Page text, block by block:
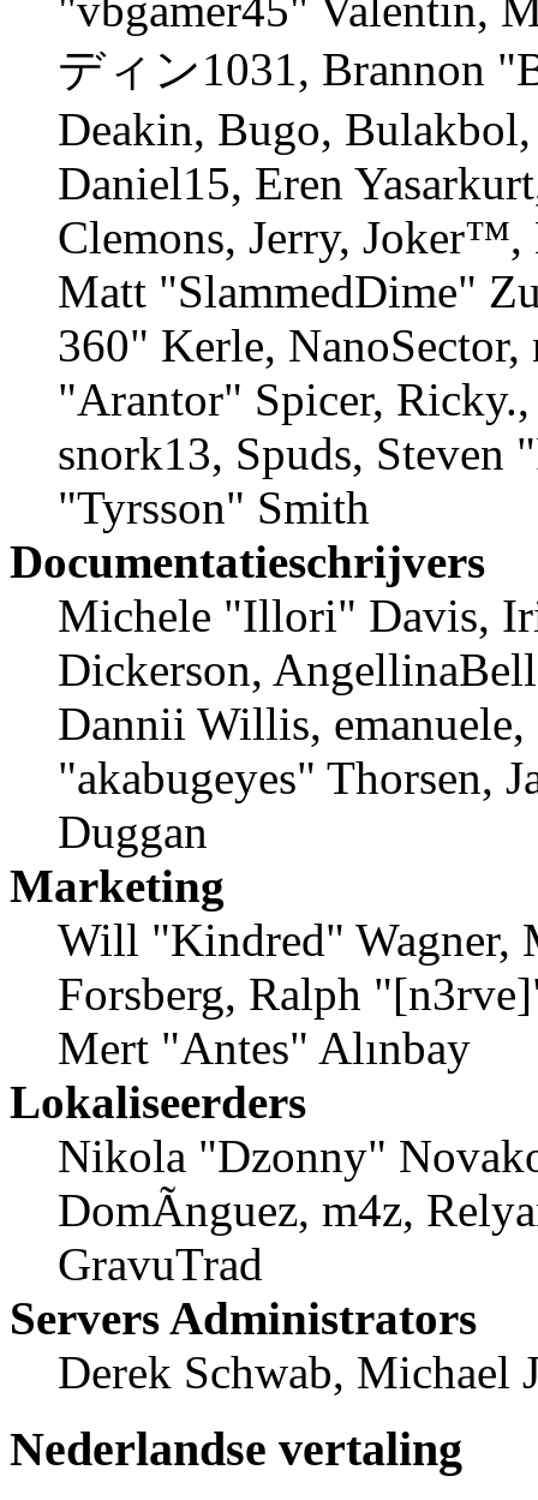
ディン1031, Brannon
Deakin, Bugo,
Daniel15, Eren
Clemons, Jerry,
Matt "SlammedDime"
360" Kerle,
"Arantor" Spicer,
snork13, Spuds, Steven
"Tyrsson" Smith
Documentatieschrijvers
Michele "Illori" Davis,
Dickerson,
Dannii Willis, emanuele,
"akabugeyes" Thorsen,
Duggan
Marketing
Will "Kindred" Wagner,
Forsberg, Ralph
Mert "Antes" Alınbay
Lokaliseerders
Nikola "Dzonny"
DomÃ­nguez, m4z,
GravuTrad
Servers Administrators
Derek Schwab, Michael
Nederlandse vertaling